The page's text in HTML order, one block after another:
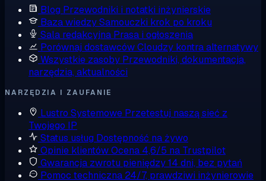
Blog Przewodniki i notatki inżynierskie
Baza wiedzySamouczki krok po kroku
Sala redakcyjna Prasa i ogłoszenia
Porównaj dostawcówCloudzy kontra alternatywy
Wszystkie zasoby Przewodniki, dokumentacja,
narzędzia, aktualności
NARZĘDZIA I ZAUFANIE
Lustro Systemowe Przetestuj naszą sieć z
Twojego IP
Status usług Dostępność na żywo
Opinie klientówOcena 4,6/5 na Trustpilot
Gwarancja zwrotu pieniędzy14 dni, bez pytań
Pomoc techniczna 24/7, prawdziwi inżynierowie